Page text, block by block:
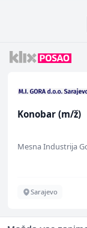
Konobar (m/ž)
Mesna Industrija
Sarajevo